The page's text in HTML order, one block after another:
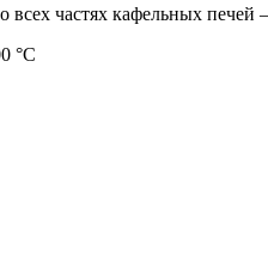
всех частях кафельных
°С